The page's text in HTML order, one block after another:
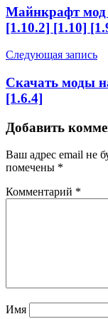
Майнкрафт мод
[1.10.2] [1.10]
Следующая запись
Cкачать моды
[1.6.4]
Добавить
Ваш адрес email не
помечены *
Комментарий *
Имя